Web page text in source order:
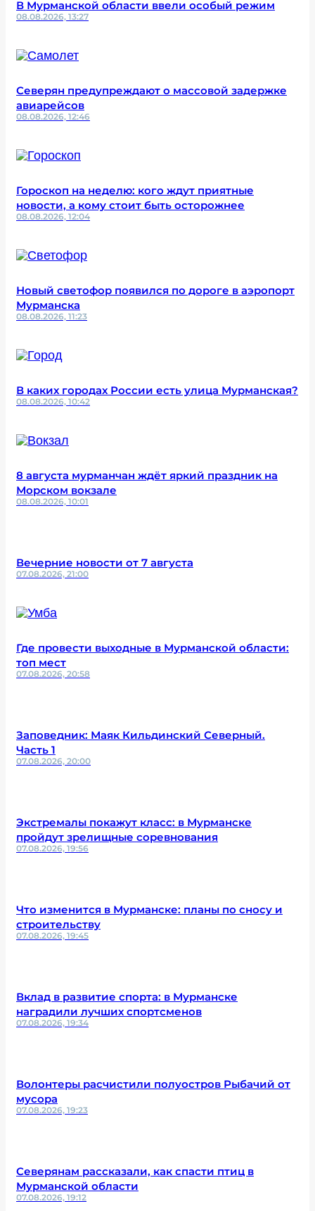
В Мурманской области ввели особый режим
08.08.2026, 13:27
Северян предупреждают о массовой задержке
авиарейсов
08.08.2026, 12:46
Гороскоп на неделю: кого ждут приятные
новости, а кому стоит быть осторожнее
08.08.2026, 12:04
Новый светофор появился по дороге в аэропорт
Мурманска
08.08.2026, 11:23
В каких городах России есть улица Мурманская?
08.08.2026, 10:42
8 августа мурманчан ждёт яркий праздник на
Морском вокзале
08.08.2026, 10:01
Вечерние новости от 7 августа
07.08.2026, 21:00
Где провести выходные в Мурманской области:
топ мест
07.08.2026, 20:58
Заповедник: Маяк Кильдинский Северный.
Часть 1
07.08.2026, 20:00
Экстремалы покажут класс: в Мурманске
пройдут зрелищные соревнования
07.08.2026, 19:56
Что изменится в Мурманске: планы по сносу и
строительству
07.08.2026, 19:45
Вклад в развитие спорта: в Мурманске
наградили лучших спортсменов
07.08.2026, 19:34
Волонтеры расчистили полуостров Рыбачий от
мусора
07.08.2026, 19:23
Северянам рассказали, как спасти птиц в
Мурманской области
07.08.2026, 19:12